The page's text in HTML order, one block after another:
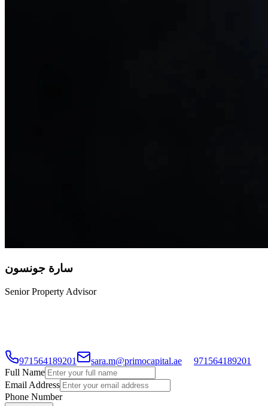
سارة جونسون
Senior Property Advisor
971564189201 sara.m@primocapital.ae
971564189201
Full Name
Email Address
Phone Number